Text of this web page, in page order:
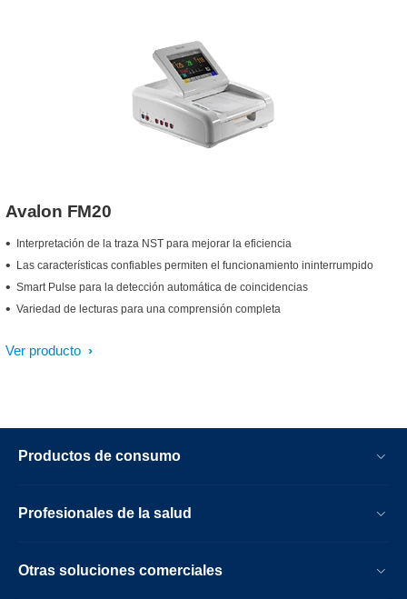
Avalon FM20
Interpretación de la traza NST para mejorar la eficiencia
Las características confiables permiten el funcionamiento ininterrumpido
Smart Pulse para la detección automática de coincidencias
Variedad de lecturas para una comprensión completa
Ver producto
Productos de consumo
Profesionales de la salud
Otras soluciones comerciales